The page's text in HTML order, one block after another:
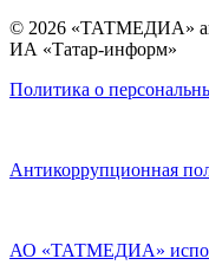
© 2026 «ТАТМЕДИА»
ИА «Татар-информ»
Политика о
Антикоррупционная
АО «ТАТМЕДИА»